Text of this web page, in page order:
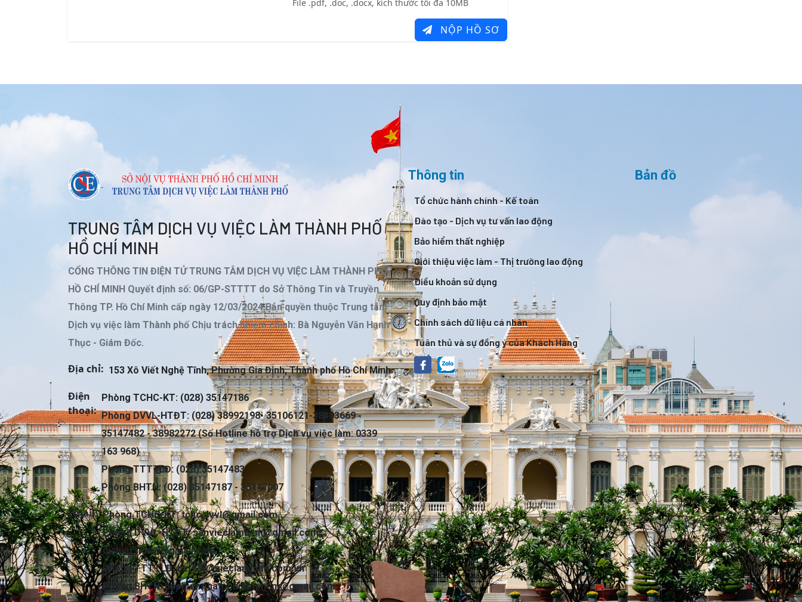
File .pdf, .doc, .docx, kích thước tối đa 10MB
NỘP HỒ SƠ
TRUNG TÂM DỊCH VỤ VIỆC LÀM THÀNH PHỐ
HỒ CHÍ MINH
CỔNG THÔNG TIN ĐIỆN TỬ TRUNG TÂM DỊCH VỤ VIỆC LÀM THÀNH PHỐ
HỒ CHÍ MINH Quyết định số: 06/GP-STTTT do Sở Thông Tin và Truyền
Thông TP. Hồ Chí Minh cấp ngày 12/03/2024 Bản quyền thuộc Trung tâm
Dịch vụ việc làm Thành phố Chịu trách nhiệm chính: Bà Nguyễn Văn Hạnh
Thục - Giám Đốc.
Địa chỉ: 153 Xô Viết Nghệ Tĩnh, Phường Gia Định, Thành phố Hồ Chí Minh.
Điện
thoại:
Phòng TCHC-KT: (028) 35147186
Phòng DVVL-HTĐT: (028) 38992198- 35106121-38403669 -
35147482 - 38982272 (Số Hotline hỗ trợ Dịch vụ việc làm: 0339
163 968)
Phòng TTTTLĐ: (028) 35147483
Phòng BHTN: (028) 35147187 - 35147007
Email: Phòng TCHC-KT:tchc.dvvl@gmail.com
Phòng DVVL-HTĐT:sanvieclamhcm@gmail.com,
dichvu.ttdvvl@gmail.com
Phòng TTTTLĐ:bctt28@vieclamhcm.com.vn
Phòng BHTN:baohiemthatnghieptphcm@gmail.com
Thông tin
Tổ chức hành chính - Kế toán
Đào tạo - Dịch vụ tư vấn lao động
Bảo hiểm thất nghiệp
Giới thiệu việc làm - Thị trường lao động
Điều khoản sử dụng
Quy định bảo mật
Chính sách dữ liệu cá nhân
Tuân thủ và sự đồng ý của Khách Hàng
Bản đồ